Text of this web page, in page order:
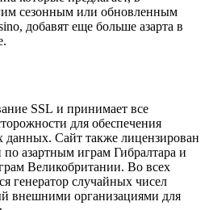
сезонным или обновленным
добавят еще больше азарта в
SSL и принимает все
для обеспечения
данных. Сайт также лицензирован
азартным играм Гибралтара и
Великобритании. Во всех
генератор случайных чисел
внешними организациями для